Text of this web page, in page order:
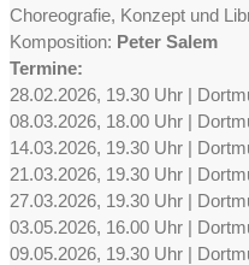
Choreografie, Konzept und
Komposition: Peter Salem
Termine:
28.02.2026, 19.30 Uhr |
08.03.2026, 18.00 Uhr |
14.03.2026, 19.30 Uhr |
21.03.2026, 19.30 Uhr |
27.03.2026, 19.30 Uhr |
03.05.2026, 16.00 Uhr |
09.05.2026, 19.30 Uhr |